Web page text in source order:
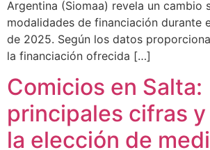
Argentina (Siomaa) revela un cambio
modalidades de financiación durante
de 2025. Según los datos
la financiación ofrecida […]
Comicios en Salta:
principales cifras
la elección de